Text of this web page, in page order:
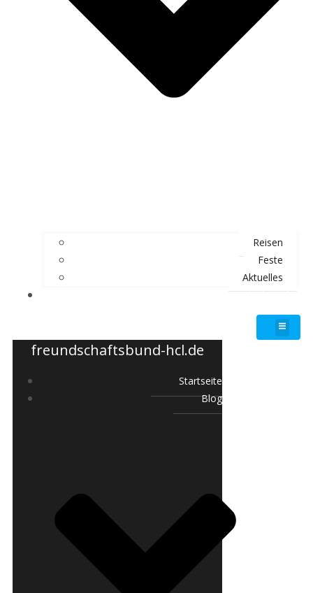
Reisen
Feste
Aktuelles
Jetzt Mitglied werden
freundschaftsbund-hcl.de
Startseite
Blog